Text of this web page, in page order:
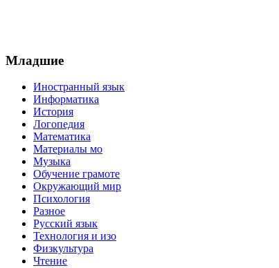
Младшие
Иностранный язык
Информатика
История
Логопедия
Математика
Материалы мо
Музыка
Обучение грамоте
Окружающий мир
Психология
Разное
Русский язык
Технология и изо
Физкультура
Чтение